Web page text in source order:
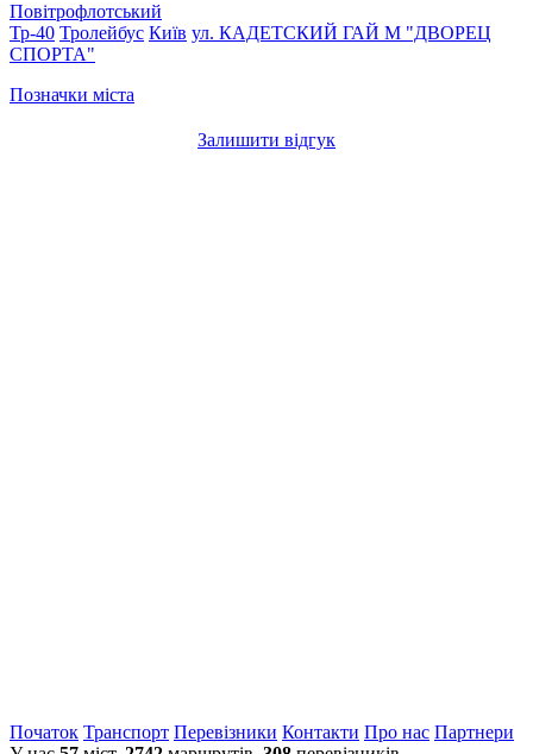
Повітрофлотський
Тр-40 Тролейбус Київ ул. КАДЕТСКИЙ ГАЙ М "ДВОРЕЦ
СПОРТА"
Позначки міста
Залишити відгук
Початок Транспорт Перевiзники Контакти Про нас Партнери